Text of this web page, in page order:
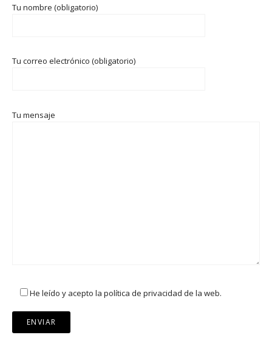
Tu nombre (obligatorio)
Tu correo electrónico (obligatorio)
Tu mensaje
He leído y acepto la política de privacidad de la web.